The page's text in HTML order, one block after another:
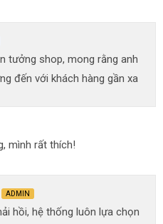
tưởng shop, mong rằng anh
đến với khách hàng gần xa
mình rất thích!
ADMIN
hồi, hệ thống luôn lựa chọn